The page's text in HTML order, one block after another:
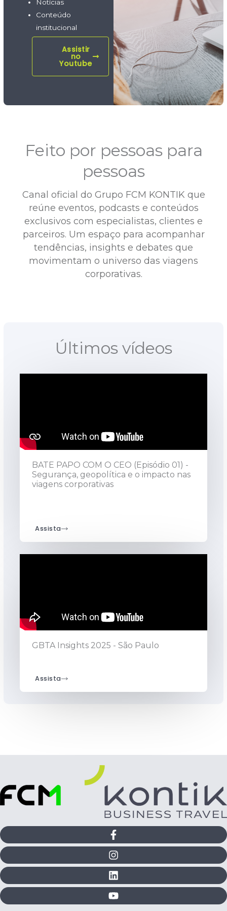
Notícias
Conteúdo
institucional
Assistir
no
Youtube
Feito por pessoas para
pessoas
Canal oficial do Grupo FCM KONTIK que
reúne eventos, podcasts e conteúdos
exclusivos com especialistas, clientes e
parceiros. Um espaço para acompanhar
tendências, insights e debates que
movimentam o universo das viagens
corporativas.
Últimos vídeos
BATE PAPO COM O CEO (Episódio 01) -
Segurança, geopolítica e o impacto nas
viagens corporativas
Assista
GBTA Insights 2025 - São Paulo
Assista